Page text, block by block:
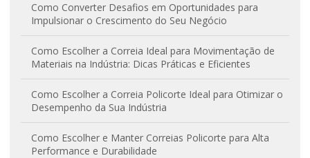
Como Converter Desafios em Oportunidades para
Impulsionar o Crescimento do Seu Negócio
Como Escolher a Correia Ideal para Movimentação de
Materiais na Indústria: Dicas Práticas e Eficientes
Como Escolher a Correia Policorte Ideal para Otimizar o
Desempenho da Sua Indústria
Como Escolher e Manter Correias Policorte para Alta
Performance e Durabilidade